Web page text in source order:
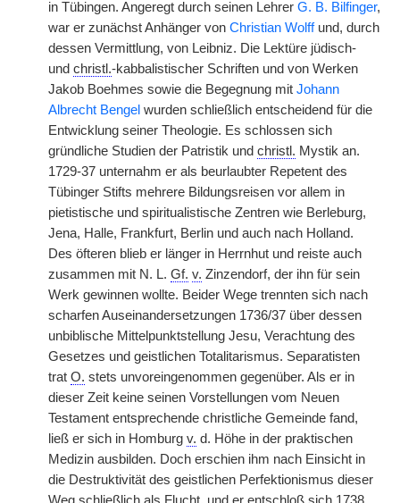
in Tübingen. Angeregt durch seinen Lehrer G. B. Bilfinger,
war er zunächst Anhänger von Christian Wolffund, durch
dessen Vermittlung, von Leibniz. Die Lektüre jüdisch-
und christl.-kabbalistischer Schriften und von Werken
Jakob Boehmes sowie die Begegnung mit Johann
Albrecht Bengel wurden schließlich entscheidend für die
Entwicklung seiner Theologie. Es schlossen sich
gründliche Studien der Patristik und christl. Mystik an.
1729-37 unternahm er als beurlaubter Repetent des
Tübinger Stifts mehrere Bildungsreisen vor allem in
pietistische und spiritualistische Zentren wie Berleburg,
Jena, Halle, Frankfurt, Berlin und auch nach Holland.
Des öfteren blieb er länger in Herrnhut und reiste auch
zusammen mit N. L. Gf. v. Zinzendorf, der ihn für sein
Werk gewinnen wollte. Beider Wege trennten sich nach
scharfen Auseinandersetzungen 1736/37 über dessen
unbiblische Mittelpunktstellung Jesu, Verachtung des
Gesetzes und geistlichen Totalitarismus. Separatisten
trat O. stets unvoreingenommen gegenüber. Als er in
dieser Zeit keine seinen Vorstellungen vom Neuen
Testament entsprechende christliche Gemeinde fand,
ließ er sich in Homburg v. d. Höhe in der praktischen
Medizin ausbilden. Doch erschien ihm nach Einsicht in
die Destruktivität des geistlichen Perfektionismus dieser